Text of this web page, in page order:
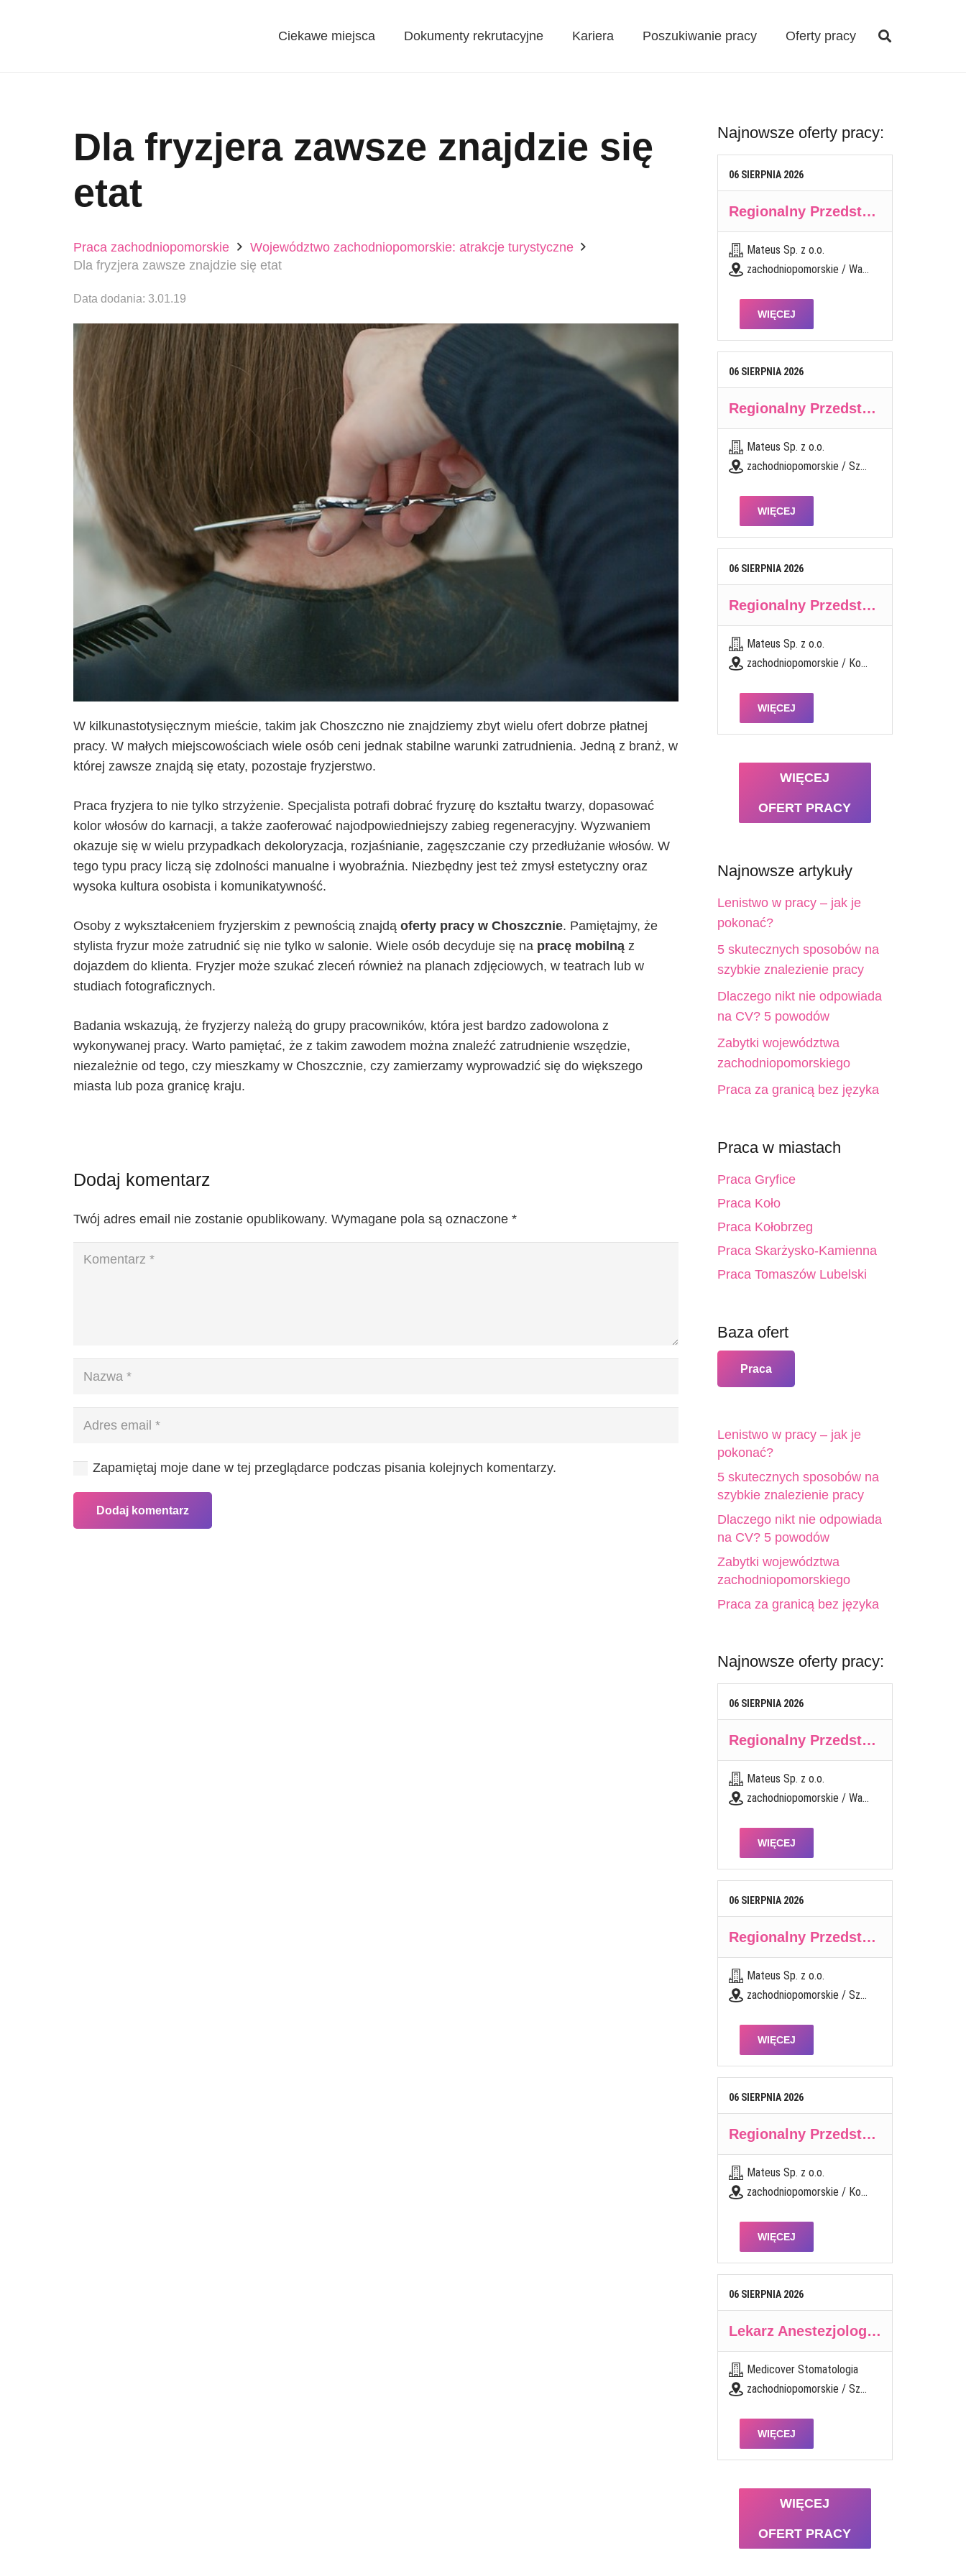
Ciekawe miejsca Dokumenty rekrutacyjne Kariera Poszukiwanie pracy Oferty pracy
Dla fryzjera zawsze znajdzie się
etat
Praca zachodniopomorskie
Województwo zachodniopomorskie: atrakcje turystyczne
Dla fryzjera zawsze znajdzie się etat
Data dodania: 3.01.19
W kilkunastotysięcznym mieście, takim jak Choszczno nie znajdziemy zbyt wielu ofert dobrze płatnej
pracy. W małych miejscowościach wiele osób ceni jednak stabilne warunki zatrudnienia. Jedną z branż, w
której zawsze znajdą się etaty, pozostaje fryzjerstwo.
Praca fryzjera to nie tylko strzyżenie. Specjalista potrafi dobrać fryzurę do kształtu twarzy, dopasować
kolor włosów do karnacji, a także zaoferować najodpowiedniejszy zabieg regeneracyjny. Wyzwaniem
okazuje się w wielu przypadkach dekoloryzacja, rozjaśnianie, zagęszczanie czy przedłużanie włosów. W
tego typu pracy liczą się zdolności manualne i wyobraźnia. Niezbędny jest też zmysł estetyczny oraz
wysoka kultura osobista i komunikatywność.
Osoby z wykształceniem fryzjerskim z pewnością znajdą oferty pracy w Choszcznie. Pamiętajmy, że
stylista fryzur może zatrudnić się nie tylko w salonie. Wiele osób decyduje się na pracę mobilną z
dojazdem do klienta. Fryzjer może szukać zleceń również na planach zdjęciowych, w teatrach lub w
studiach fotograficznych.
Badania wskazują, że fryzjerzy należą do grupy pracowników, która jest bardzo zadowolona z
wykonywanej pracy. Warto pamiętać, że z takim zawodem można znaleźć zatrudnienie wszędzie,
niezależnie od tego, czy mieszkamy w Choszcznie, czy zamierzamy wyprowadzić się do większego
miasta lub poza granicę kraju.
Dodaj komentarz
Twój adres email nie zostanie opublikowany. Wymagane pola są oznaczone *
Zapamiętaj moje dane w tej przeglądarce podczas pisania kolejnych komentarzy.
Dodaj komentarz
Najnowsze oferty pracy:
06 SIERPNIA 2026
Regionalny Przedstawiciel Handlowy (K/M)
Mateus Sp. z o.o.
zachodniopomorskie / Wałcz
WIĘCEJ
06 SIERPNIA 2026
Regionalny Przedstawiciel Handlowy (K/M)
Mateus Sp. z o.o.
zachodniopomorskie / Szczecinek
WIĘCEJ
06 SIERPNIA 2026
Regionalny Przedstawiciel Handlowy (K/M)
Mateus Sp. z o.o.
zachodniopomorskie / Koszalin
WIĘCEJ
WIĘCEJ
OFERT PRACY
Najnowsze artykuły
Lenistwo w pracy – jak je
pokonać?
5 skutecznych sposobów na
szybkie znalezienie pracy
Dlaczego nikt nie odpowiada
na CV? 5 powodów
Zabytki województwa
zachodniopomorskiego
Praca za granicą bez języka
Praca w miastach
Praca Gryfice
Praca Koło
Praca Kołobrzeg
Praca Skarżysko-Kamienna
Praca Tomaszów Lubelski
Baza ofert
Praca
Lenistwo w pracy – jak je
pokonać?
5 skutecznych sposobów na
szybkie znalezienie pracy
Dlaczego nikt nie odpowiada
na CV? 5 powodów
Zabytki województwa
zachodniopomorskiego
Praca za granicą bez języka
Najnowsze oferty pracy:
06 SIERPNIA 2026
Regionalny Przedstawiciel Handlowy (K/M)
Mateus Sp. z o.o.
zachodniopomorskie / Wałcz
WIĘCEJ
06 SIERPNIA 2026
Regionalny Przedstawiciel Handlowy (K/M)
Mateus Sp. z o.o.
zachodniopomorskie / Szczecinek
WIĘCEJ
06 SIERPNIA 2026
Regionalny Przedstawiciel Handlowy (K/M)
Mateus Sp. z o.o.
zachodniopomorskie / Koszalin
WIĘCEJ
06 SIERPNIA 2026
Lekarz Anestezjolog / Lekarka Anestezjolożka
Medicover Stomatologia
zachodniopomorskie / Szczecin, pl. Brama Portowa 1
WIĘCEJ
WIĘCEJ
OFERT PRACY